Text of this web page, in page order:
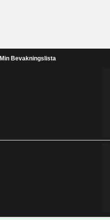
Min Bevakningslista